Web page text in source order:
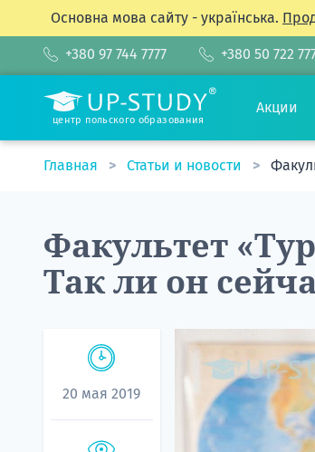
Основна мова сайту - українська.
+380 97 744 7777 +380 50 722
центр польского образования
Акции
Главная Статьи и новости
Факультет
Так ли он
20 мая 2019